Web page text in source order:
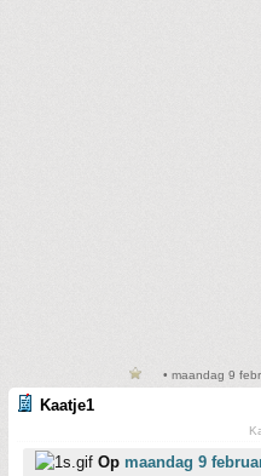
• maandag 9
Kaatje1
Op maandag 9